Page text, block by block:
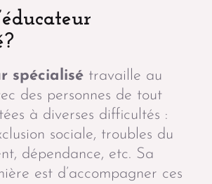
spécialisé travaille au
des personnes de tout
à diverses difficultés :
sociale, troubles du
dépendance, etc. Sa
est d’accompagner ces